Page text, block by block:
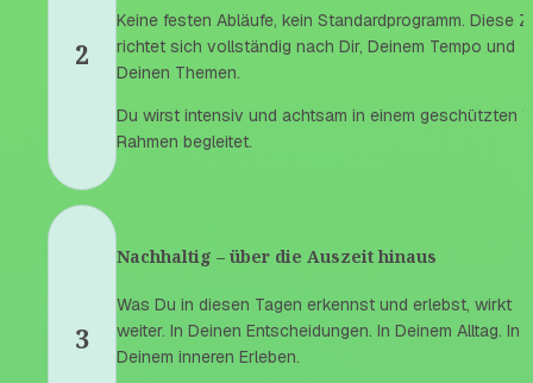
2
Keine festen Abläufe, kein Standardprogramm. Diese
richtet sich vollständig nach Dir, Deinem Tempo und
Deinen Themen.
Du wirst intensiv und achtsam in einem geschützten
Rahmen begleitet.
3
Nachhaltig – über die Auszeit hinaus
Was Du in diesen Tagen erkennst und erlebst, wirkt
weiter. In Deinen Entscheidungen. In Deinem Alltag. In
Deinem inneren Erleben.